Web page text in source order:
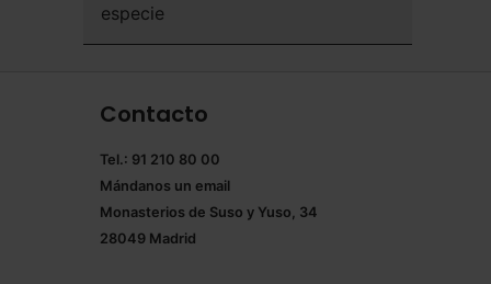
especie
Contacto
Tel.: 91 210 80 00
Mándanos un email
Monasterios de Suso y Yuso, 34
28049 Madrid